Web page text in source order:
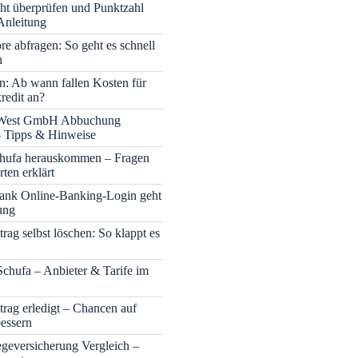
überprüfen und Punktzahl
abfragen: So geht es schnell
Ab wann fallen Kosten für
an?
GmbH Abbuchung
Tipps & Hinweise
herauskommen – Fragen
erklärt
Online-Banking-Login geht
selbst löschen: So klappt es
– Anbieter & Tarife im
erledigt – Chancen auf
Vergleich –